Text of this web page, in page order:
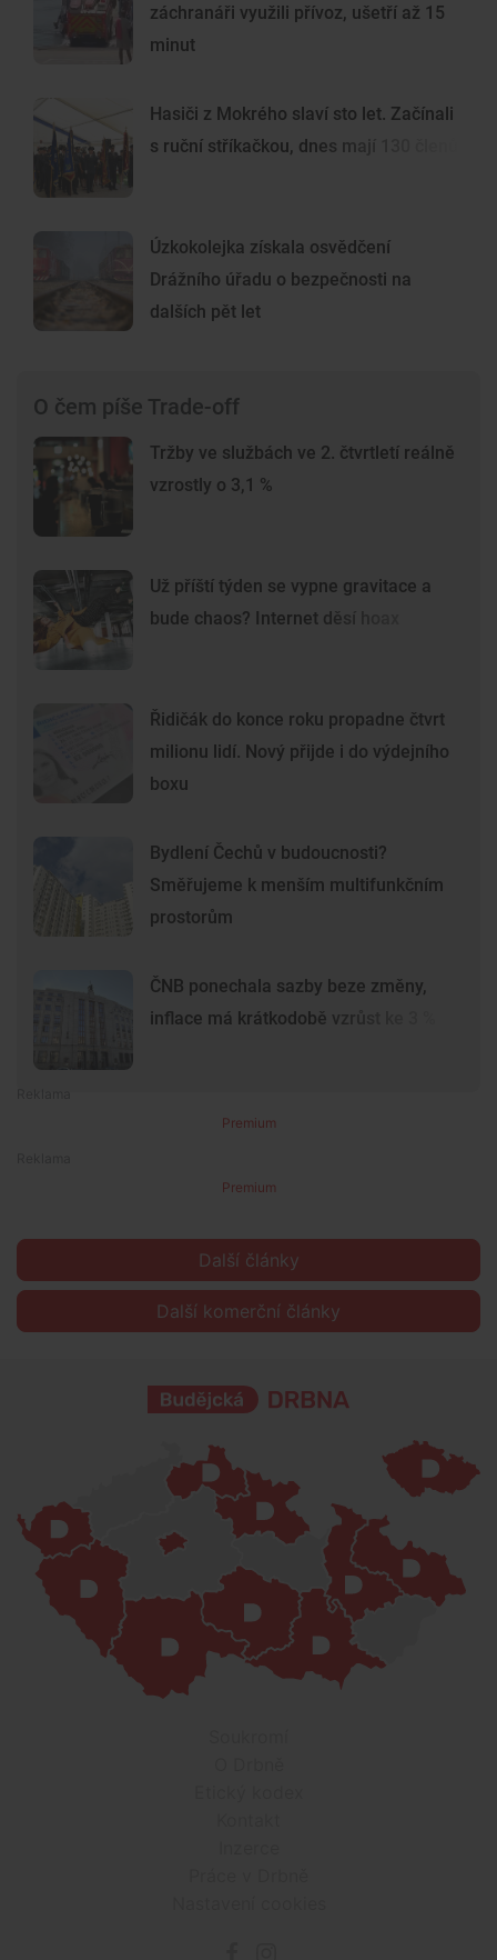
záchranáři využili přívoz, ušetří až 15
minut
Hasiči z Mokrého slaví sto let. Začínali
s ruční stříkačkou, dnes mají 130 členů
Úzkokolejka získala osvědčení
Drážního úřadu o bezpečnosti na
dalších pět let
O čem píše Trade-off
Tržby ve službách ve 2. čtvrtletí reálně
vzrostly o 3,1 %
Už příští týden se vypne gravitace a
bude chaos? Internet děsí hoax
Řidičák do konce roku propadne čtvrt
milionu lidí. Nový přijde i do výdejního
boxu
Bydlení Čechů v budoucnosti?
Směřujeme k menším multifunkčním
prostorům
ČNB ponechala sazby beze změny,
inflace má krátkodobě vzrůst ke 3 %
Premium
Premium
Další články
Další komerční články